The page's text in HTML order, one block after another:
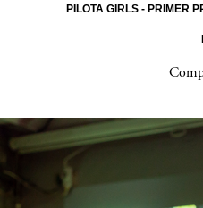
PILOTA GIRLS - PRIMER